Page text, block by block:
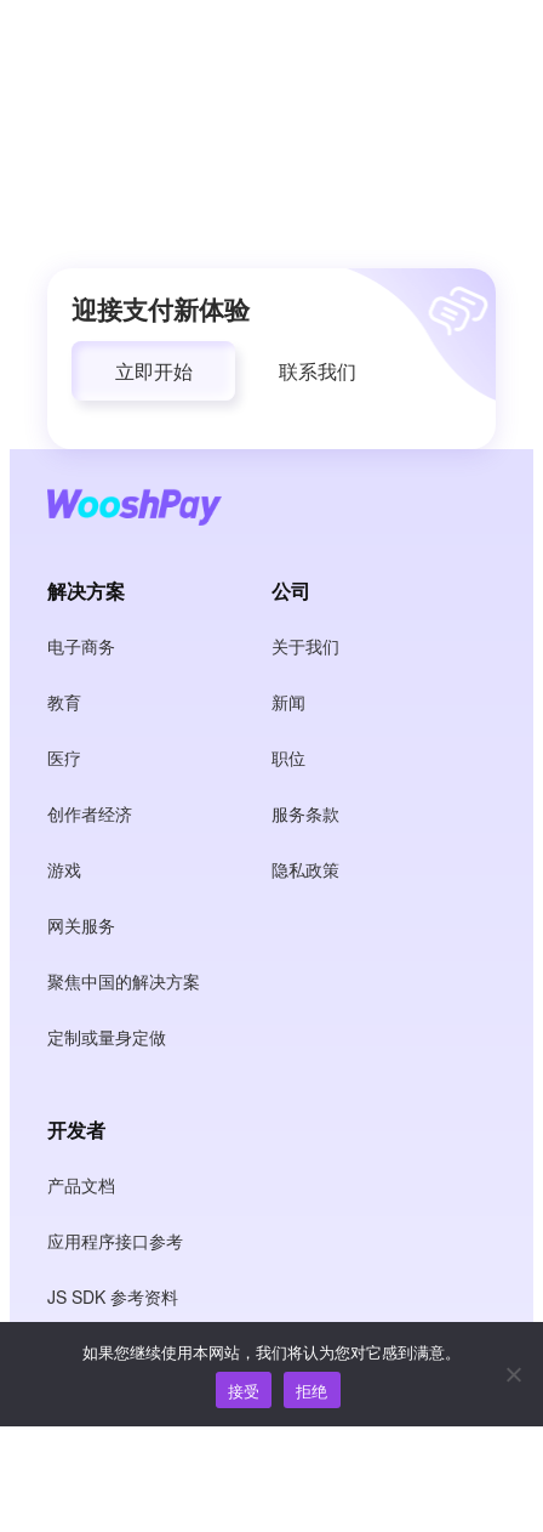
迎接支付新体验
立即开始 联系我们
解决方案
电子商务
教育
医疗
创作者经济
游戏
网关服务
聚焦中国的解决方案
定制或量身定做
公司
关于我们
新闻
职位
服务条款
隐私政策
开发者
产品文档
应用程序接口参考
JS SDK 参考资料
如果您继续使用本网站，我们将认为您对它感到满意。
接受
拒绝